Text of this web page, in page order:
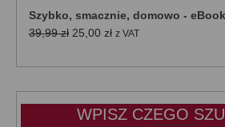
39,99 zł.25,00 zł.
Szybko, smacznie, domowo - eBook
39,99zł Pierwotna
wynosiła:
25,00 złAktualna
wynosi:
z VAT
WPISZ CZEGO